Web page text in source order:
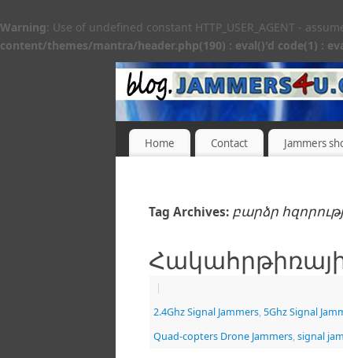
Warning: Use of undefined constant HTTP_USER_AGENT -
content/themes/mantra/header.php(190) : eval()'d code(1) :
Home Contact Jammers
Tag Archives: բարձր
|
2.4Ghz Signal Jammers, 5Ghz Signal
Quad-copters Drone Jammers, signal